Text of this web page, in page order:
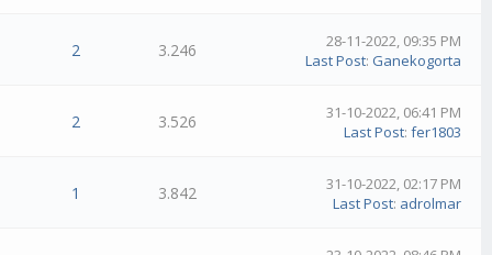
2 3.246
28-11-2022, 09:35 PM
Last Post: Ganekogorta
2 3.526
31-10-2022, 06:41 PM
Last Post:fer1803
1 3.842
31-10-2022, 02:17 PM
Last Post: adrolmar